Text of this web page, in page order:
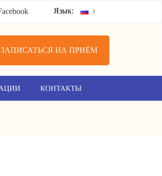
Язык:
ЗАПИСАТЬСЯ НА ПРИЁМ
КОНТАКТЫ